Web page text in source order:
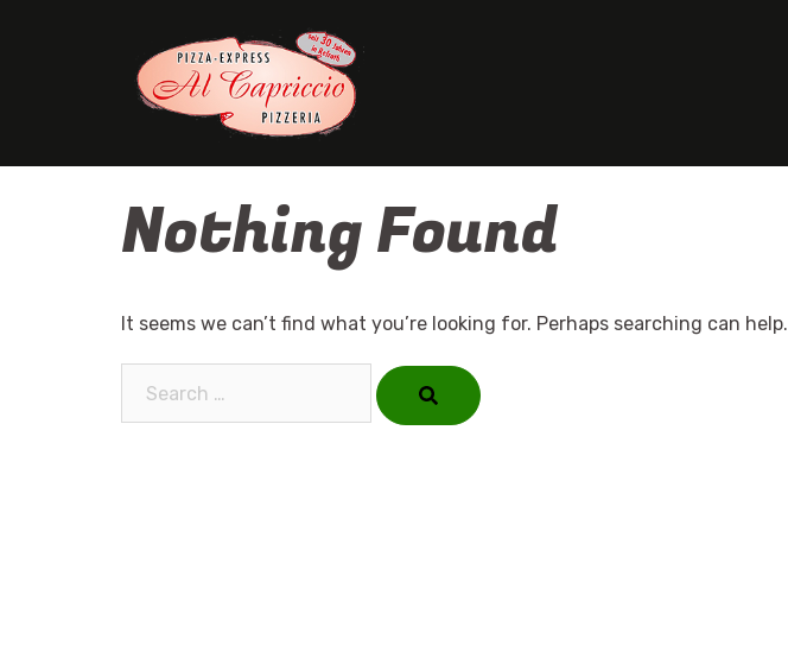
Nothing Found
It seems we can’t find what you’re looking for. Perhaps searching can help.